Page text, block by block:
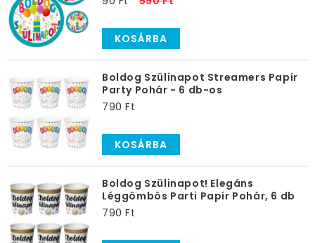
Egy születésnap megszervezése nem egyszerű feladat,
hiszen a dekoráción kívül gondoskodni kell még az
alapokkal ne legyen gondod: szerezz be mindent egy
helyről!
KOSÁRBA
Boldog Szülinapot Streamers Papír
Party Pohár - 6 db-os
790 Ft
KOSÁRBA
Boldog Szülinapot! Elegáns
Léggömbös Parti Papír Pohár, 6 db
790 Ft